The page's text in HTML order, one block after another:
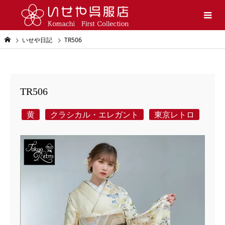
いせや日記 TR506
TR506
黄 クラシカル・エレガント 東京レトロ